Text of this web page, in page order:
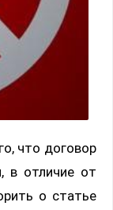
что договор
в отличие от
о статье